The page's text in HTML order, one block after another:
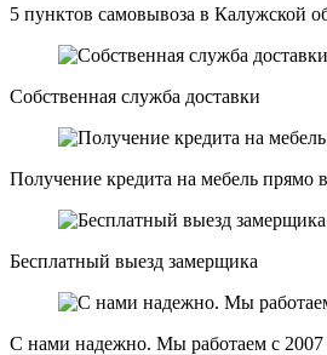
5 пунктов самовывоза в Калужской
Собственная служба доставки
Получение кредита на мебель прямо
Бесплатный выезд замерщика
С нами надежно. Мы работаем с 2007